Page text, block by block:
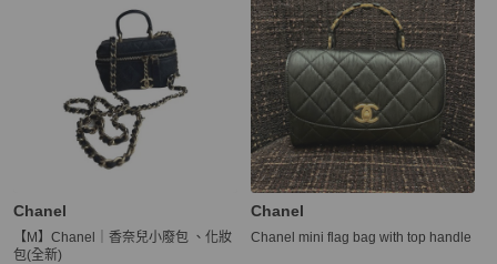
Chanel
【M】Chanel｜香奈兒小廢包 、化妝
包(全新)
Chanel
Chanel mini flag bag with top handle